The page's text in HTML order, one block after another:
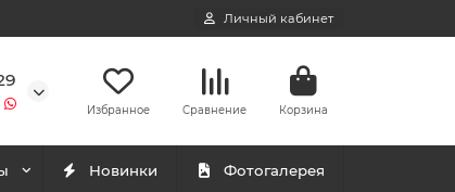
Личный кабинет
Избранное Сравнение Корзина
Новинки Фотогалерея